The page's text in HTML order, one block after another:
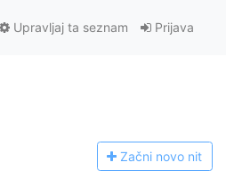
Prijava
Upravljaj ta seznam
Začni novo nit